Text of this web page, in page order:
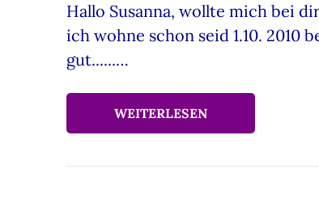
Hallo Susanna, wollte mich bei
ich wohne schon seid 1.10. 2010
gut......…
WEITERLESEN